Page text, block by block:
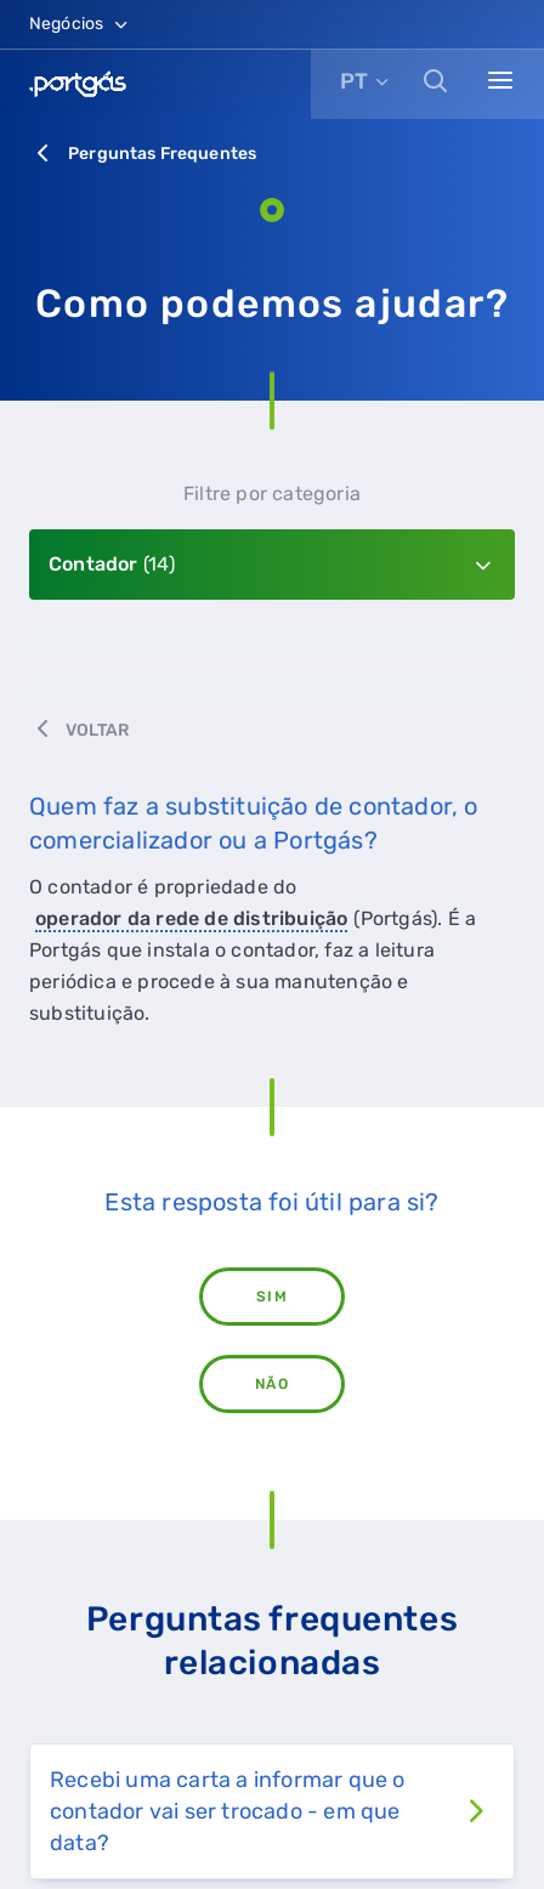
Negócios
PT
Perguntas Frequentes
Como podemos ajudar?
Contador (14)
Filtre por categoria
VOLTAR
Quem faz a substituição de contador, o
comercializador ou a Portgás?
O contador é propriedade do
operador da rede de distribuição (Portgás). É a
Portgás que instala o contador, faz a leitura
periódica e procede à sua manutenção e
substituição.
Esta resposta foi útil para si?
SIM
NÃO
Perguntas frequentes
relacionadas
Recebi uma carta a informar que o
contador vai ser trocado - em que
data?